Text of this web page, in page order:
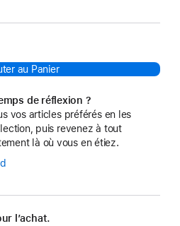
au Panier
de réflexion ?
vos articles préférés en les
puis revenez à tout
là où vous en étiez.
l’achat.